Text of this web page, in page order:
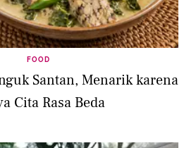
FOOD
Santan, Menarik karena
Cita Rasa Beda